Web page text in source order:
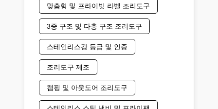
맞춤형 및 프라이빗 라벨 조리도구
3중 구조 및 다층 구조 조리도구
스테인리스강 등급 및 인증
조리도구 제조
캠핑 및 아웃도어 조리도구